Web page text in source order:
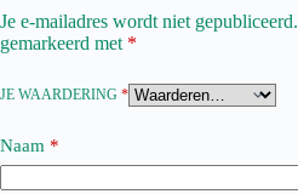
Je e-mailadres wordt niet gepubliceerd.
gemarkeerd met *
JE WAARDERING *
Naam *